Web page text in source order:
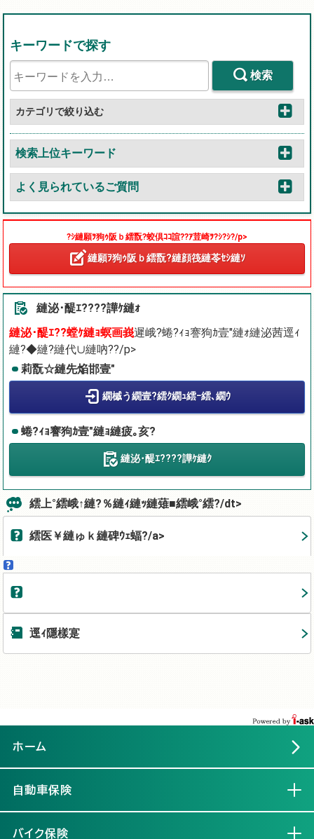
キーワードで探す
検索
カテゴリで絞り込む
検索上位キーワード
よく見られているご質問
?ｼ縺願ｦ狗ｩ阪ｂ繧翫?蛟倶ｺｺ諠??ｱ荳崎ｦ?ｼ?ｼ?/p>
縺願ｦ狗ｩ阪ｂ繧翫?縺顔筏縺苓ｾｼ縺ｿ
縺泌･醍ｴ????譁ｹ縺ｫ
縺泌･醍ｴ??螳ｹ縺ｮ螟画峩遲峨?蜷?ｨｮ謇狗ｶ壹″縺ｫ縺泌茜逕ｨ
縺?◆縺?縺代∪縺吶??/p>
莉翫☆縺先焔邯壹″
繝槭う繝壹?繧ｸ繝ｭ繧ｰ繧､繝ｳ
蜷?ｨｮ謇狗ｶ壹″縺ｮ縺疲｡亥?
縺泌･醍ｴ????譁ｹ縺ｸ
繧上°繧峨↑縺?％縺ｨ縺ｯ縺薙■繧峨°繧?/dt>
繧医￥縺ゅｋ縺碑ｳｪ蝠?/a>
逕ｨ隱樣寔
ホーム
自動車保険
バイク保険